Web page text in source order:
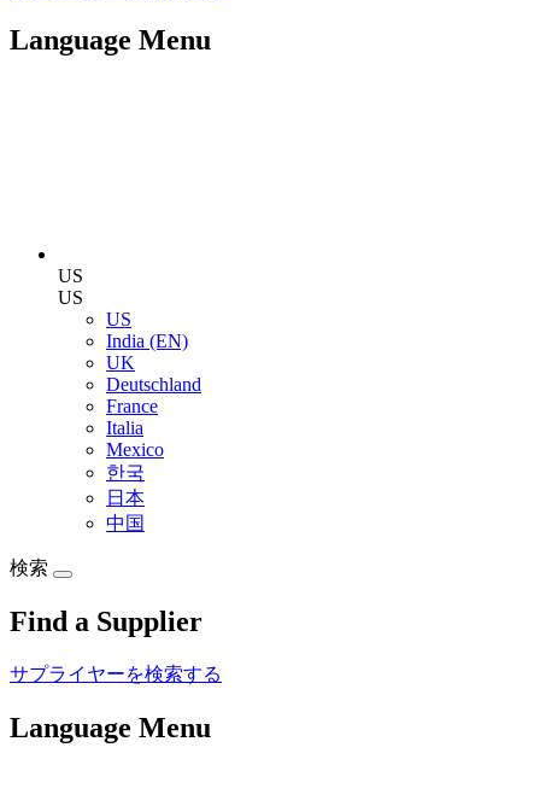
Language Menu
US
US
US
India (EN)
UK
Deutschland
France
Italia
Mexico
한국
日本
中国
検索
Find a Supplier
サプライヤーを検索する
Language Menu